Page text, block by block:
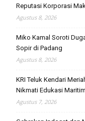
Reputasi Korporasi
Agustus 8, 2026
Miko Kamal Soroti
Sopir di Padang
Agustus 8, 2026
KRI Teluk Kendari
Nikmati Edukasi Maritim
Agustus 7, 2026